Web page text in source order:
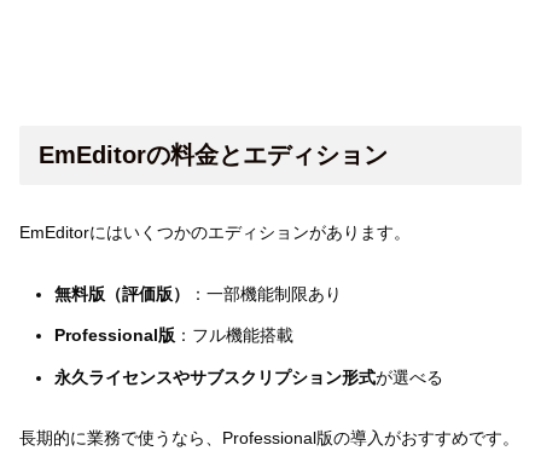
EmEditorの料金とエディション
EmEditorにはいくつかのエディションがあります。
無料版（評価版） ：一部機能制限あり
Professional版：フル機能搭載
永久ライセンスやサブスクリプション形式が選べる
長期的に業務で使うなら、Professional版の導入がおすすめです。